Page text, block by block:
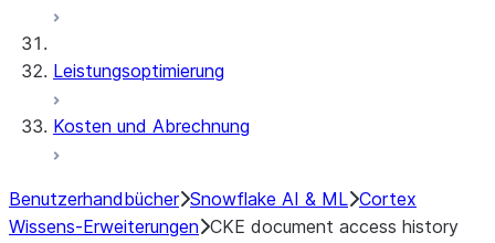
Leistungsoptimierung
Kosten und Abrechnung
Benutzerhandbücher Snowflake AI & ML Cortex
Wissens-Erweiterungen CKE document access history